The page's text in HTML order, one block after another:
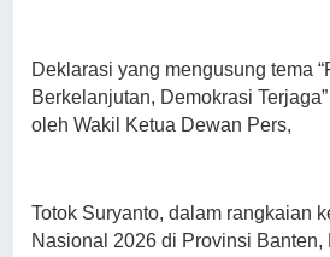
Deklarasi yang mengusung tema
Berkelanjutan, Demokrasi
oleh Wakil Ketua Dewan Pers,
Totok Suryanto, dalam rangkaian
Nasional 2026 di Provinsi Banten,